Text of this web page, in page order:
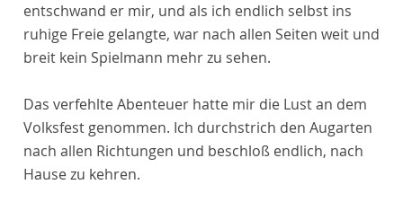
entschwand er mir, und als ich endlich selbst ins
ruhige Freie gelangte, war nach allen Seiten weit und
breit kein Spielmann mehr zu sehen.
Das verfehlte Abenteuer hatte mir die Lust an dem
Volksfest genommen. Ich durchstrich den Augarten
nach allen Richtungen und beschloß endlich, nach
Hause zu kehren.